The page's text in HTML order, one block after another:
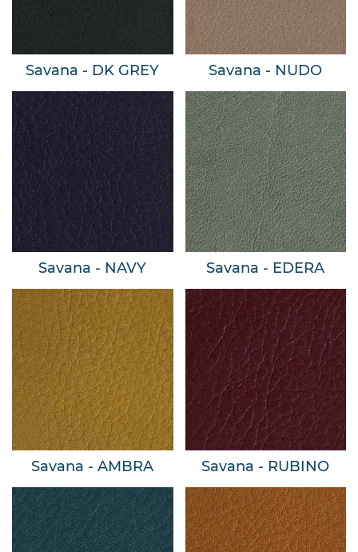
Savana - DK GREY Savana - NUDO
Savana - NAVY Savana - EDERA
Savana - AMBRA Savana - RUBINO